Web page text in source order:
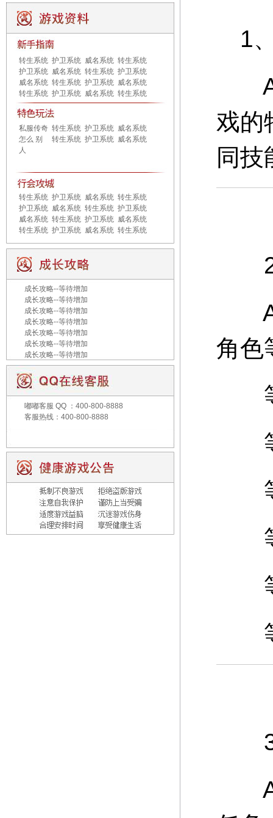
转生系统 护卫系统 威名系统 转生系统
护卫系统 威名系统 转生系统 护卫系统
威名系统 转生系统 护卫系统 威名系统
转生系统 护卫系统 威名系统 转生系统
私服传奇
怎么 别
人
转生系统 护卫系统 威名系统
转生系统 护卫系统 威名系统
转生系统 护卫系统 威名系统 转生系统
护卫系统 威名系统 转生系统 护卫系统
威名系统 转生系统 护卫系统 威名系统
转生系统 护卫系统 威名系统 转生系统
成长攻略--等待增加
成长攻略--等待增加
成长攻略--等待增加
成长攻略--等待增加
成长攻略--等待增加
成长攻略--等待增加
成长攻略--等待增加
嘟嘟客服 QQ ：400-800-8888
客服热线：400-800-8888
1
A
戏的
同技
2
A
角色
等
等
等
等
等
等
3
A